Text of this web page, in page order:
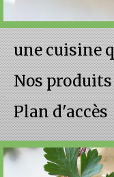
une cuisine
Nos produits
Plan d'accès